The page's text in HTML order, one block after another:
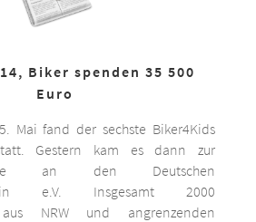
Biker spenden 35 500
Euro
Mai fand der sechste Biker4Kids
Gestern kam es dann zur
an den Deutschen
e.V. Insgesamt 2000
aus NRW und angrenzenden